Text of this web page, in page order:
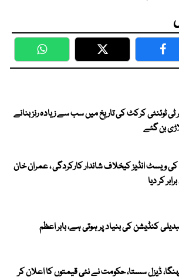
WhatsApp Twitter
ٹوئنٹی کرکٹ کی تاریخ میں سب سے زیادہ رنز بنانے
بن گئے
کی ویسٹ انڈیز کیخلاف شاندار کارکردگی ، عمران خان
کر دیا
کنڈیشن کی بنیاد پر ہوتی ہے، بابر اعظم
ڈیزل سستا، حکومت نے نئی قیمتوں کا اعلان کر